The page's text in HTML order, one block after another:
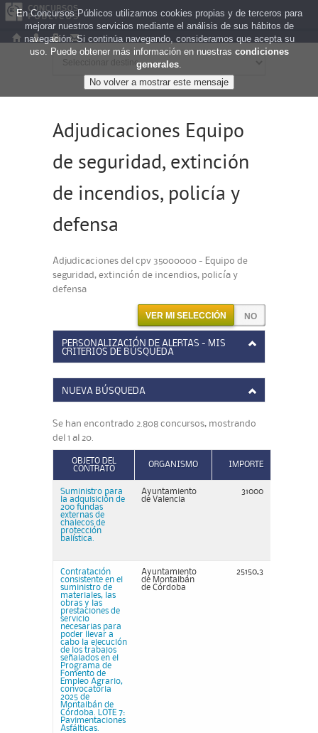
Adjudicaciones Equipo
de seguridad, extinción
de incendios, policía y
defensa
Adjudicaciones del cpv 35000000 - Equipo de
seguridad, extinción de incendios, policía y
defensa
VER MI SELECCIÓN
PERSONALIZACIÓN DE ALERTAS - MIS
CRITERIOS DE BÚSQUEDA
NUEVA BÚSQUEDA
Se han encontrado 2.808 concursos, mostrando
del 1 al 20.
OBJETO DEL
CONTRATO
ORGANISMO IMPORTE
Suministro para
la adquisición de
200 fundas
externas de
chalecos de
protección
balística.
Ayuntamiento
de Valencia
31000
Contratación
consistente en el
suministro de
materiales, las
obras y las
prestaciones de
servicio
necesarias para
poder llevar a
cabo la ejecución
de los trabajos
señalados en el
Programa de
Fomento de
Empleo Agrario,
convocatoria
2025 de
Montalbán de
Córdoba. LOTE 7:
Pavimentaciones
Asfálticas.
Ayuntamiento
de Montalbán
de Córdoba
25150,3
En Concursos Públicos utilizamos cookies propias y de terceros para
mejorar nuestros servicios mediante el análisis de sus hábitos de
navegación. Si continúa navegando, consideramos que acepta su
uso. Puede obtener más información en nuestras condiciones
generales.